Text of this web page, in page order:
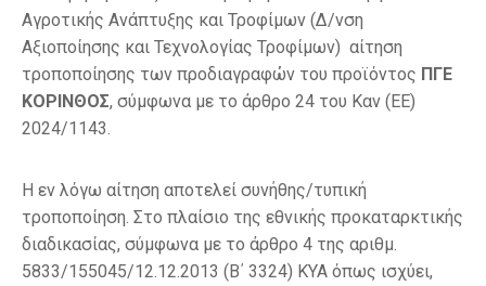
Αγροτικής Ανάπτυξης και Τροφίμων (Δ/νση
Αξιοποίησης και Τεχνολογίας Τροφίμων) αίτηση
τροποποίησης των προδιαγραφών του προϊόντος ΠΓΕ
ΚΟΡΙΝΘΟΣ, σύμφωνα με το άρθρο 24 του Καν (ΕΕ)
2024/1143.
Η εν λόγω αίτηση αποτελεί συνήθης/τυπική
τροποποίηση. Στο πλαίσιο της εθνικής προκαταρκτικής
διαδικασίας, σύμφωνα με το άρθρο 4 της αριθμ.
5833/155045/12.12.2013 (Β΄ 3324) ΚΥΑ όπως ισχύει,